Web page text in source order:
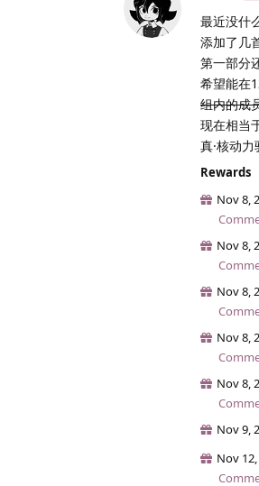
最近没什
添加了几
第一部分
希望能在
组内的成
现在相当
真·核动力
Rewards
Nov 8,
Nov 8,
Nov 8,
Nov 8,
Nov 8,
Nov 9,
Nov